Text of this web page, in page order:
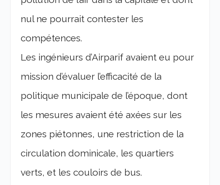
nul ne pourrait contester les
compétences.
Les ingénieurs d’Airparif avaient eu pour
mission d’évaluer l’efficacité de la
politique municipale de l’époque, dont
les mesures avaient été axées sur les
zones piétonnes, une restriction de la
circulation dominicale, les quartiers
verts, et les couloirs de bus.